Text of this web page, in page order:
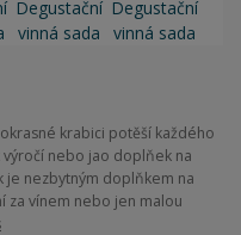
krabici potěší každého
výročí nebo jao doplňek na
je nezbytným doplňkem na
za vínem nebo jen malou